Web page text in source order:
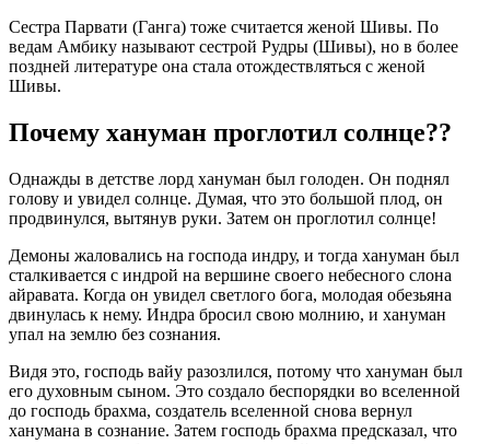
Сестра Парвати (Ганга) тоже считается женой Шивы. По
ведам Амбику называют сестрой Рудры (Шивы), но в более
поздней литературе она стала отождествляться с женой
Шивы.
Почему хануман проглотил солнце??
Однажды в детстве лорд хануман был голоден. Он поднял
голову и увидел солнце. Думая, что это большой плод, он
продвинулся, вытянув руки. Затем он проглотил солнце!
Демоны жаловались на господа индру, и тогда хануман был
сталкивается с индрой на вершине своего небесного слона
айравата. Когда он увидел светлого бога, молодая обезьяна
двинулась к нему. Индра бросил свою молнию, и хануман
упал на землю без сознания.
Видя это, господь вайу разозлился, потому что хануман был
его духовным сыном. Это создало беспорядки во вселенной
до господь брахма, создатель вселенной снова вернул
ханумана в сознание. Затем господь брахма предсказал, что